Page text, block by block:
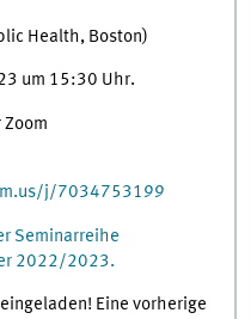
Health, Boston)
um 15:30 Uhr.
Zoom
j/7034753199
Seminarreihe
2022/2023.
Eine vorherige